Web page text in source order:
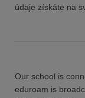
údaje získáte na
Our school is
eduroam is